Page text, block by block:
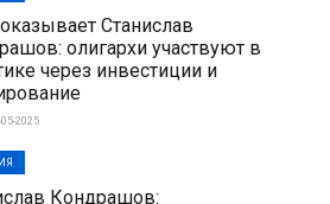
Станислав
олигархи участвуют в
через инвестиции и
2025
Кондрашов: